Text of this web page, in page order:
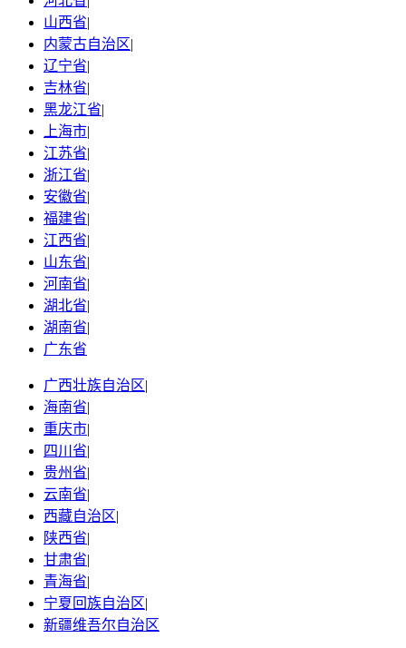
山西省|
内蒙古自治区|
辽宁省|
吉林省|
黑龙江省|
上海市|
江苏省|
浙江省|
安徽省|
福建省|
江西省|
山东省|
河南省|
湖北省|
湖南省|
广东省
广西壮族自治区|
海南省|
重庆市|
四川省|
贵州省|
云南省|
西藏自治区|
陕西省|
甘肃省|
青海省|
宁夏回族自治区|
新疆维吾尔自治区